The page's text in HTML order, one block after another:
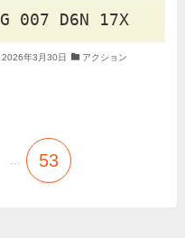
G 007 D6N 17X
2026年3月30日 アクション
... 53